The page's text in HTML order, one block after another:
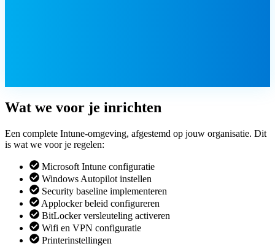
Wat we voor je inrichten
Een complete Intune-omgeving, afgestemd op jouw organisatie. Dit
is wat we voor je regelen:
Microsoft Intune configuratie
Windows Autopilot instellen
Security baseline implementeren
Applocker beleid configureren
BitLocker versleuteling activeren
Wifi en VPN configuratie
Printerinstellingen